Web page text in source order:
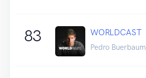
83 WORLDCAST
Pedro Buerbaum